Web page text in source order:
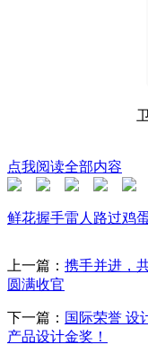
点我阅读全部内容
鲜花握手雷人 路过鸡
上一篇： 携手并进，
圆满收官
下一篇： 国际荣誉 设
产品设计金奖！